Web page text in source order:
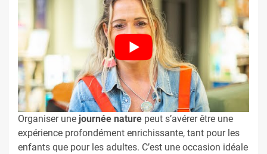
Organiser une journée nature peut s’avérer être une
expérience profondément enrichissante, tant pour les
enfants que pour les adultes. C’est une occasion idéale